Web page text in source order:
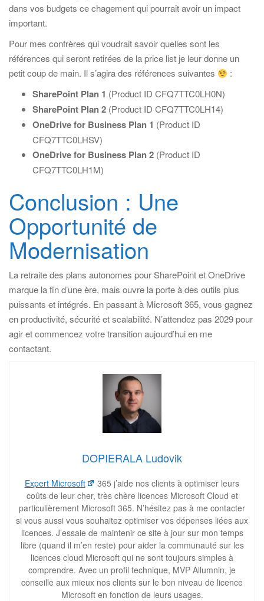
dans vos budgets ce chagement qui pourrait avoir un impact
important.
Pour mes confrères qui voudrait savoir quelles sont les
références qui seront retirées de la price list je leur donne un
petit coup de main. Il s’agira des références suivantes
:
SharePoint Plan 1 (Product ID CFQ7TTC0LH0N)
SharePoint Plan 2 (Product ID CFQ7TTC0LH14)
OneDrive for Business Plan 1 (Product ID
CFQ7TTC0LHSV)
OneDrive for Business Plan 2 (Product ID
CFQ7TTC0LH1M)
Conclusion : Une
Opportunité de
Modernisation
La retraite des plans autonomes pour SharePoint et OneDrive
marque la fin d’une ère, mais ouvre la porte à des outils plus
puissants et intégrés. En passant à Microsoft 365, vous gagnez
en productivité, sécurité et scalabilité. N’attendez pas 2029 pour
agir et commencez votre transition aujourd’hui en me
contactant.
DOPIERALA Ludovik
Expert Microsoft
365 j’aide nos clients à optimiser leurs
coûts de leur cher, très chère licences Microsoft Cloud et
particulièrement Microsoft 365. N’hésitez pas à me contacter
si vous aussi vous souhaitez optimiser vos dépenses liées aux
licences. J’essaie de maintenir ce site à jour sur mon temps
libre (quand il m’en reste) pour aider la communauté sur les
licences cloud Microsoft qui ne sont toujours simples à
comprendre. Avec un profil technique, MVP Allumnin, je
conseille aux mieux nos clients sur le bon niveau de licence
Microsoft en fonction de leurs usages.